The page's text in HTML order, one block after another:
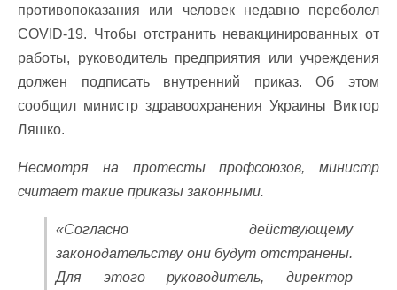
противопоказания или человек недавно переболел
COVID-19. Чтобы отстранить невакцинированных от
работы, руководитель предприятия или учреждения
должен подписать внутренний приказ. Об этом
сообщил министр здравоохранения Украины Виктор
Ляшко.
Несмотря на протесты профсоюзов, министр
считает такие приказы законными.
«Согласно действующему
законодательству они будут отстранены.
Для этого руководитель, директор